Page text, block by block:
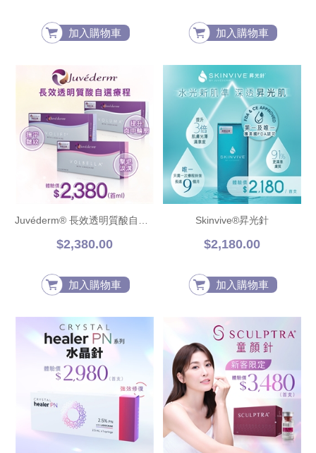
加入購物車 加入購物車
$2,380.00
加入購物車
Skinvive®昇光針
$2,180.00
加入購物車